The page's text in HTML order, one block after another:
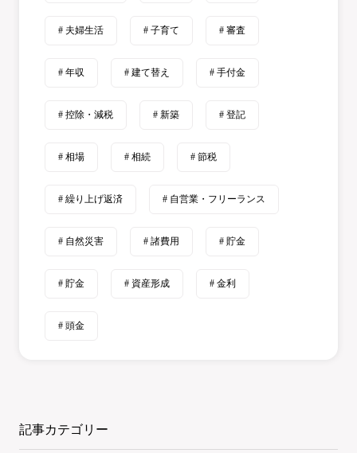
# 夫婦生活 # 子育て # 審査
# 年収 # 建て替え # 手付金
# 控除・減税 # 新築 # 登記
# 相場 # 相続 # 節税
# 繰り上げ返済 # 自営業・フリーランス
# 自然災害 # 諸費用 # 貯金
# 貯金 # 資産形成 # 金利
# 頭金
記事カテゴリー